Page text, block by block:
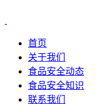
首页
关于我们
食品安全动态
食品安全知识
联系我们